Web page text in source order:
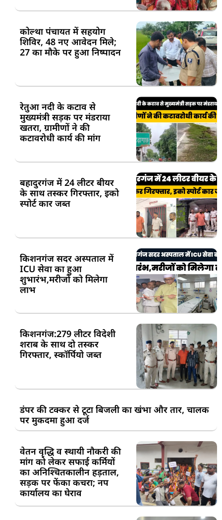
कोल्था पंचायत में सहयोग
शिविर, 48 नए आवेदन मिले;
27 का मौके पर हुआ निष्पादन
रेतुआ नदी के कटाव से
मुख्यमंत्री सड़क पर मंडराया
खतरा, ग्रामीणों ने की
कटावरोधी कार्य की मांग
बहादुरगंज में 24 लीटर बीयर
के साथ तस्कर गिरफ्तार, इको
स्पोर्ट कार जब्त
किशनगंज सदर अस्पताल में
ICU सेवा का हुआ
शुभारंभ,मरीजों को मिलेगा
लाभ
किशनगंज:279 लीटर विदेशी
शराब के साथ दो तस्कर
गिरफ्तार, स्कॉर्पियो जब्त
डंपर की टक्कर से टूटा बिजली का खंभा और तार, चालक
पर मुकदमा हुआ दर्ज
वेतन वृद्धि व स्थायी नौकरी की
मांग को लेकर सफाई कर्मियों
का अनिश्चितकालीन हड़ताल,
सड़क पर फेंका कचरा; नप
कार्यालय का घेराव